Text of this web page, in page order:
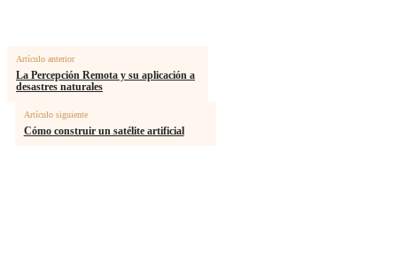
Artículo anterior
La Percepción Remota y su aplicación a
desastres naturales
Artículo siguiente
Cómo construir un satélite artificial